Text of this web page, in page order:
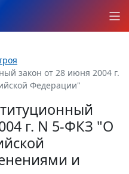
закон от 28 июня 2004 г.
Федерации"
г. N 5-ФКЗ "О
и